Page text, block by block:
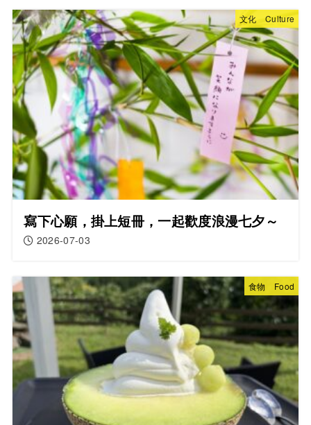
文化 Culture
寫下心願，掛上短冊，一起歡度浪漫七夕～
2026-07-03
食物 Food